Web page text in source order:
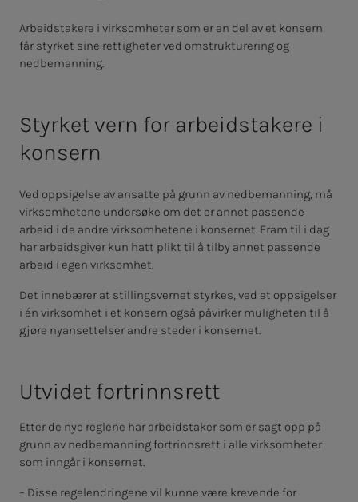
Arbeidstakere i virksomheter som er en del av et konsern
får styrket sine rettigheter ved omstrukturering og
nedbemanning.
Styrket vern for arbeidstakere i
konsern
Ved oppsigelse av ansatte på grunn av nedbemanning, må
virksomhetene undersøke om det er annet passende
arbeid i de andre virksomhetene i konsernet. Fram til i dag
har arbeidsgiver kun hatt plikt til å tilby annet passende
arbeid i egen virksomhet.
Det innebærer at stillingsvernet styrkes, ved at oppsigelser
i én virksomhet i et konsern også påvirker muligheten til å
gjøre nyansettelser andre steder i konsernet.
Ut­vi­­­det for­­­trinn­s­rett
Etter de nye reglene har arbeidstaker som er sagt opp på
grunn av nedbemanning fortrinnsrett i alle virksomheter
som inngår i konsernet.
– Disse regelendringene vil kunne være krevende for